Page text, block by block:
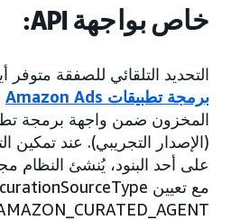
خاص بواجهة API:
التحديد التلقائي للصفقة
برمجة تطبيقات Amazon Ads
المخزون ضمن واجهة برمجة
(الإصدار التجريبي). عند تمكين
على أحد البنود، يُنشئ النظام